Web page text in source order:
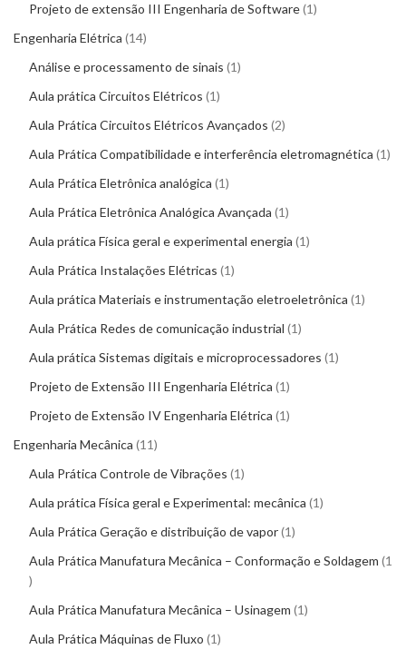
Projeto de extensão III Engenharia de Software 1
Engenharia Elétrica 14
Análise e processamento de sinais 1
Aula prática Circuitos Elétricos 1
Aula Prática Circuitos Elétricos Avançados 2
Aula Prática Compatibilidade e interferência eletromagnética 1
Aula Prática Eletrônica analógica 1
Aula Prática Eletrônica Analógica Avançada 1
Aula prática Física geral e experimental energia 1
Aula Prática Instalações Elétricas 1
Aula prática Materiais e instrumentação eletroeletrônica 1
Aula Prática Redes de comunicação industrial 1
Aula prática Sistemas digitais e microprocessadores 1
Projeto de Extensão III Engenharia Elétrica 1
Projeto de Extensão IV Engenharia Elétrica 1
Engenharia Mecânica 11
Aula Prática Controle de Vibrações 1
Aula prática Física geral e Experimental: mecânica 1
Aula Prática Geração e distribuição de vapor 1
Aula Prática Manufatura Mecânica – Conformação e Soldagem 1
Aula Prática Manufatura Mecânica – Usinagem 1
Aula Prática Máquinas de Fluxo 1